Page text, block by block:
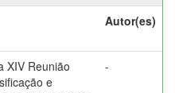
Autor(es)
XIV Reunião
e
-